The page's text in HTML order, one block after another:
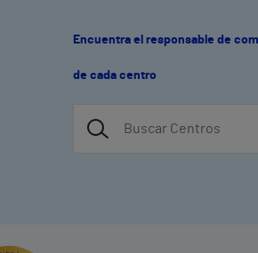
Encuentra el responsable de
de cada centro